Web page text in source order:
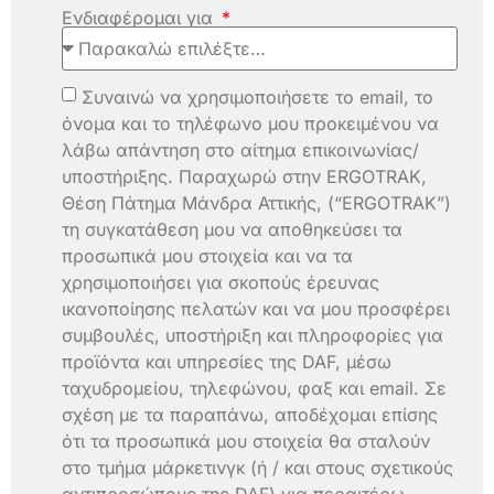
Ενδιαφέρομαι για
Συναινώ να χρησιμοποιήσετε το email, το
όνομα και το τηλέφωνο μου προκειμένου να
λάβω απάντηση στο αίτημα επικοινωνίας/
υποστήριξης. Παραχωρώ στην ERGOTRAK,
Θέση Πάτημα Μάνδρα Αττικής, (“ERGOTRAK”)
τη συγκατάθεση μου να αποθηκεύσει τα
προσωπικά μου στοιχεία και να τα
χρησιμοποιήσει για σκοπούς έρευνας
ικανοποίησης πελατών και να μου προσφέρει
συμβουλές, υποστήριξη και πληροφορίες για
προϊόντα και υπηρεσίες της DAF, μέσω
ταχυδρομείου, τηλεφώνου, φαξ και email. Σε
σχέση με τα παραπάνω, αποδέχομαι επίσης
ότι τα προσωπικά μου στοιχεία θα σταλούν
στο τμήμα μάρκετινγκ (ή / και στους σχετικούς